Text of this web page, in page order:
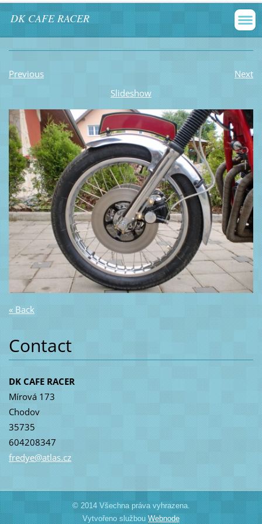
DK CAFE RACER
Previous
Next
Slideshow
« Back
Contact
DK CAFE RACER
Mírová 173
Chodov
35735
604208347
fredye@atlas.cz
© 2014 Všechna práva vyhrazena.
Vytvořeno službou Webnode